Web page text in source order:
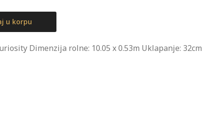
u korpu
Dimenzija rolne: 10.05 x 0.53m Uklapanje: 32cm